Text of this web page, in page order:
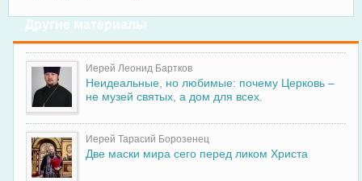
Другие материалы
Иерей Леонид Бартков
Неидеальные, но любимые: почему Церковь –
не музей святых, а дом для всех.
Иерей Тарасий Борозенец
Две маски мира сего перед ликом Христа